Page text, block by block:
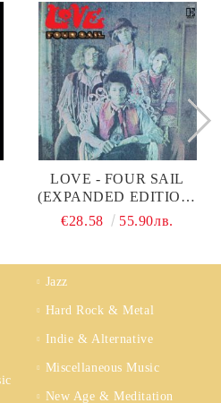
LOVE - FOUR SAIL
(EXPANDED EDITION)
(VINYL)
€28.58 55.90лв.
Jazz
Hard Rock & Metal
Indie & Alternative
Miscellaneous Music
New Age & Meditation